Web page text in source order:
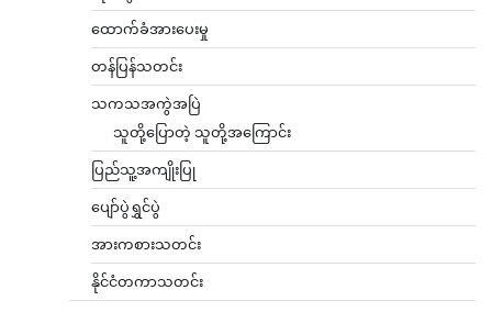
ထောက်ခံအားပေးမှု
တန်ပြန်သတင်း
သကသအကွဲအပြဲ
သူတို့ပြောတဲ့ သူတို့အကြောင်း
ပြည်သူ့အကျိုးပြု
ပျော်ပွဲရွှင်ပွဲ
အားကစားသတင်း
နိုင်ငံတကာသတင်း